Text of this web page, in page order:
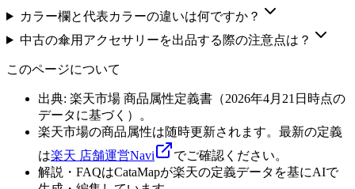
カラー欄と代表カラーの違いは何ですか？
中古の傘用アクセサリーを出品する際の注意点は？
このページについて
出典: 楽天市場 商品属性定義書（2026年4月21日 時点の
データに基づく）。
楽天市場の商品属性は随時更新されます。最新の定義
は楽天 店舗運営Navi
でご確認ください。
解説・FAQはCataMapが楽天の定義データを基にAIで